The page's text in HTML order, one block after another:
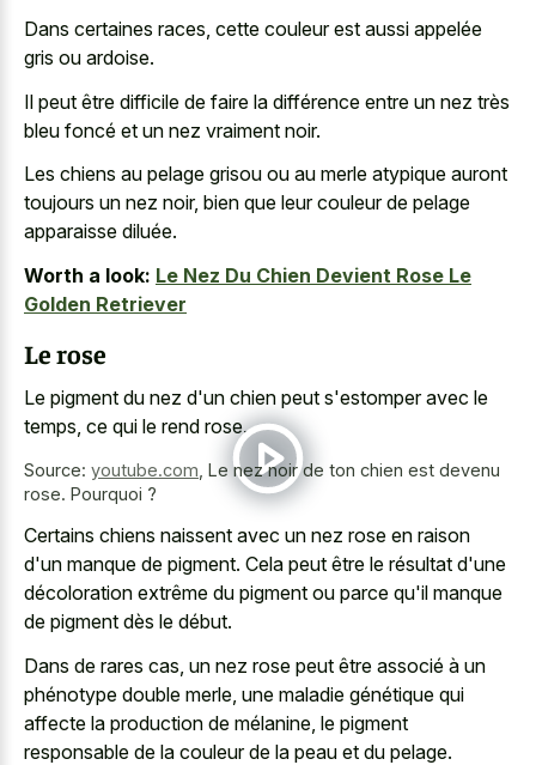
Dans certaines races, cette couleur est aussi appelée
gris ou ardoise.
Il peut être difficile de faire la différence entre un nez très
bleu foncé et un nez vraiment noir.
Les chiens au pelage grisou ou au merle atypique auront
toujours un nez noir, bien que leur couleur de pelage
apparaisse diluée.
Worth a look: Le Nez Du Chien Devient Rose Le
Golden Retriever
Le rose
Le pigment du nez d'un chien peut s'estomper avec le
temps, ce qui le rend rose.
Source: youtube.com Le nez noir de ton chien est devenu
rose. Pourquoi ?
Certains chiens naissent avec un nez rose en raison
d'un manque de pigment. Cela peut être le résultat d'une
décoloration extrême du pigment ou parce qu'il manque
de pigment dès le début.
Dans de rares cas, un nez rose peut être associé à un
phénotype double merle, une maladie génétique qui
affecte la production de mélanine, le pigment
responsable de la couleur de la peau et du pelage.